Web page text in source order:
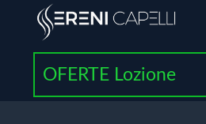
OFERTE Lozione